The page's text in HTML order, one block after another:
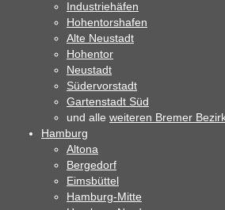
Industriehäfen
Hohentorshafen
Alte Neustadt
Hohentor
Neustadt
Südervorstadt
Gartenstadt Süd
und alle weiteren Bremer
Hamburg
Altona
Bergedorf
Eimsbüttel
Hamburg-Mitte